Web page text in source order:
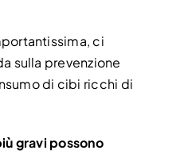
ci
sulla prevenzione
di cibi ricchi di
gravi possono